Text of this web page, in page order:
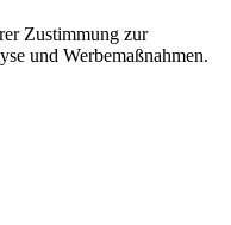
Zustimmung zur
und Werbemaßnahmen.